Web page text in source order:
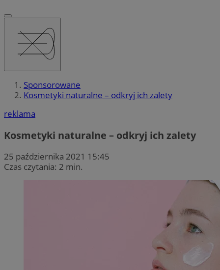
Sponsorowane
Kosmetyki naturalne – odkryj ich zalety
reklama
Kosmetyki naturalne – odkryj ich zalety
25 października 2021 15:45
Czas czytania: 2 min.